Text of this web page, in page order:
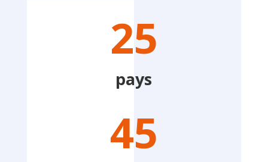
25
pays
45